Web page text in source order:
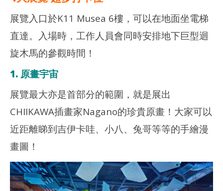
展覽入口於K11 Musea 6樓，可以在地面坐電梯
直達。入場時，工作人員會同時安排地下巨型迴
旋木馬的參觀時間！
1. 原畫宇宙
展覽最大亦是首部分的範圍，就是展出
CHIIKAWA插畫家Nagano的珍貴原畫！大家可以
近距離睇到吉伊卡哇、小八、兔哥等等的手繪漫
畫圖！